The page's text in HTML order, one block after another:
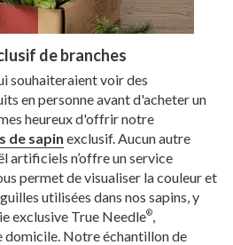
de branches
souhaiteraient voir des
en personne avant d'acheter un
heureux d'offrir notre
de sapin exclusif. Aucun autre
artificiels n’offre un service
permet de visualiser la couleur et
utilisées dans nos sapins, y
exclusive True Needle®
Notre échantillon de